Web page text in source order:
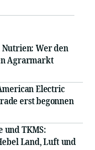
Nutrien: Wer den
Agrarmarkt
Electric
erst begonnen
und TKMS:
Land, Luft und